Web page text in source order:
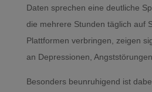
Daten sprechen eine deutliche
die mehrere Stunden täglich auf
Plattformen verbringen, zeigen
an Depressionen,
Besonders beunruhigend ist